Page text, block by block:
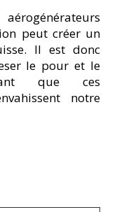
peut créer un
Il est donc
le pour et le
que ces
notre